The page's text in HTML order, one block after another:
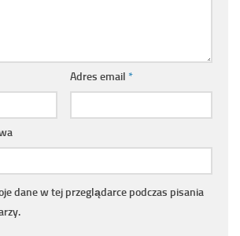
Adres email *
dane w tej przeglądarce podczas pisania